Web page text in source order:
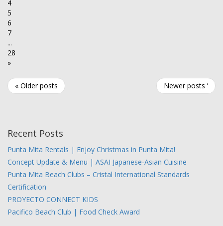
4
5
6
7
...
28
»
« Older posts Newer posts ’
Recent Posts
Punta Mita Rentals | Enjoy Christmas in Punta Mita!
Concept Update & Menu | ASAI Japanese-Asian Cuisine
Punta Mita Beach Clubs – Cristal International Standards
Certification
PROYECTO CONNECT KIDS
Pacifico Beach Club | Food Check Award